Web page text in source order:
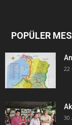
POPÜLER
22
30